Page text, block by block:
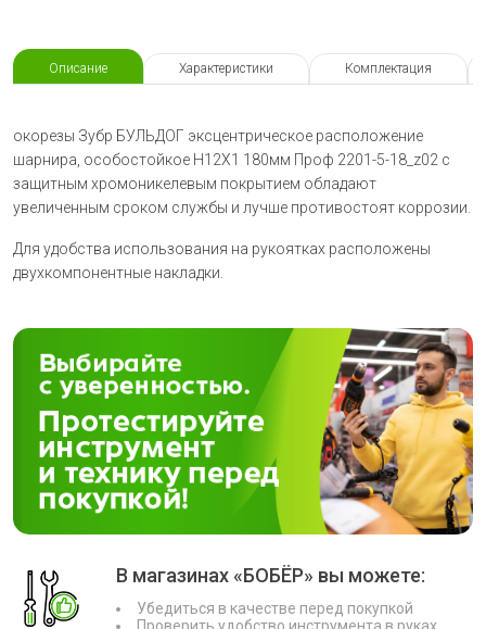
Описание Характеристики Комплектация
окорезы Зубр БУЛЬДОГ эксцентрическое расположение
шарнира, особостойкое Н12Х1 180мм Проф 2201-5-18_z02 с
защитным хромоникелевым покрытием обладают
увеличенным сроком службы и лучше противостоят коррозии.
Для удобства использования на рукоятках расположены
двухкомпонентные накладки.
В магазинах «БОБЁР» вы можете:
Убедиться в качестве перед покупкой